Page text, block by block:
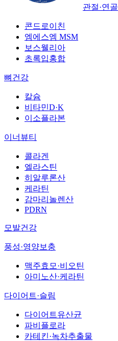
관절·연골
콘드로이친
엠에스엠 MSM
보스웰리아
초록입홍합
뼈건강
칼슘
비타민D·K
이소플라본
이너뷰티
콜라겐
엘라스틴
히알루론산
케라틴
감마리놀렌산
PDRN
모발건강
풍성·영양보충
맥주효모·비오틴
아미노산·케라틴
다이어트·슬림
다이어트유산균
파비플로라
카테킨·녹차추출물